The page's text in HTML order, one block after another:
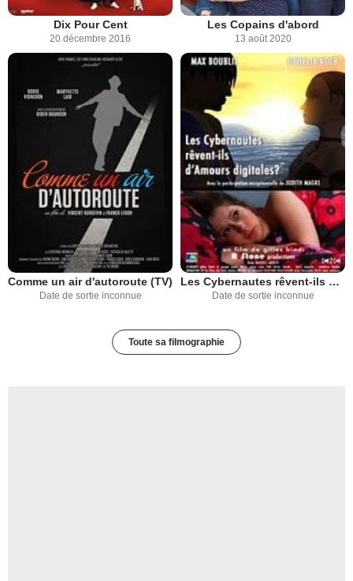
Dix Pour Cent
20 décembre 2016
Les Copains d'abord
13 août 2020
Comme un air d'autoroute (TV)
Date de sortie inconnue
Les Cybernautes rêvent-ils d'amours digitales ?
Date de sortie inconnue
Toute sa filmographie